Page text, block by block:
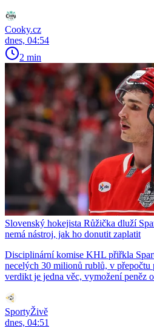
Cooky.cz
dnes, 04:54
2 min
Slovenský hokejista Růžička dluží
nemá nástroj, jak ho donutit zaplatit
Disciplinární komise KHL přiřkla
necelých 30 milionů rublů, v přepočtu
verdikt je jedna věc, vymožení peněz
SportyŽivě
dnes, 04:51